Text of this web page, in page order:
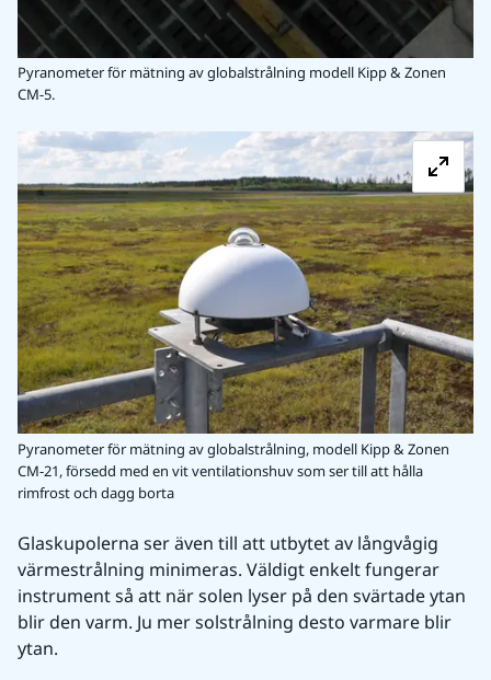
Pyranometer för mätning av globalstrålning modell Kipp & Zonen
CM-5.
Pyranometer för mätning av globalstrålning, modell Kipp & Zonen
CM-21, försedd med en vit ventilationshuv som ser till att hålla
rimfrost och dagg borta
Glaskupolerna ser även till att utbytet av långvågig
värmestrålning minimeras. Väldigt enkelt fungerar
instrument så att när solen lyser på den svärtade ytan
blir den varm. Ju mer solstrålning desto varmare blir
ytan.